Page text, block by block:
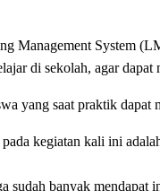
Management System
di sekolah, agar
yang saat praktik
kegiatan kali ini
banyak mendapat